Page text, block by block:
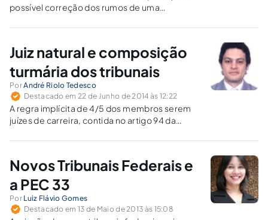
possível correção dos rumos de uma
eventuais erros de fato, diante da restrição
instâncias extraordinárias.
Juiz natural e composição
turmária dos tribunais
PorAndré Riolo Tedesco
Destacado em 22 de Junho de 2014 às 12:22
A regra implícita de 4/5 dos membros serem
juízes de carreira, contida no artigo 94 da
obrigatória aos órgãos fracionados dos
compulsória do princípio constitucional da
simetria.
Novos Tribunais Federais e
a PEC 33
Por Luiz Flávio Gomes
Destacado em 13 de Maio de 2013 às 15:08